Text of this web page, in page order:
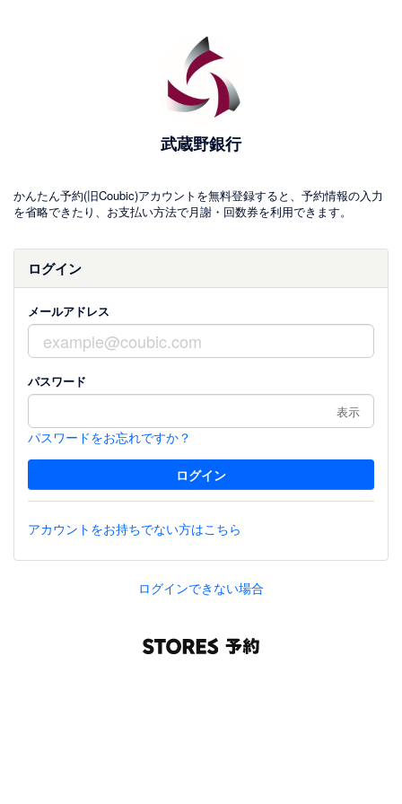
武蔵野銀行
かんたん予約(旧Coubic)アカウントを無料登録すると、予約情報の入力
を省略できたり、お支払い方法で月謝・回数券を利用できます。
ログイン
メールアドレス
パスワード
表示
パスワードをお忘れですか？
アカウントをお持ちでない方はこちら
ログインできない場合